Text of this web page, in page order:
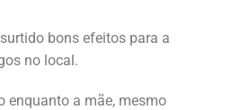
bons efeitos para a
no local.
enquanto a mãe, mesmo